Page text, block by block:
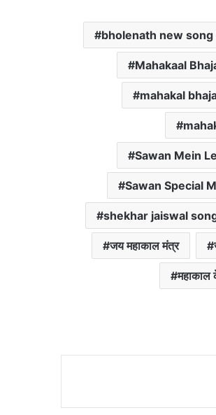
bholenath new
Mahakaal
mahakal
Sawan Mein
Sawan Special
shekhar jaiswal
जय महाकाल मंत्र